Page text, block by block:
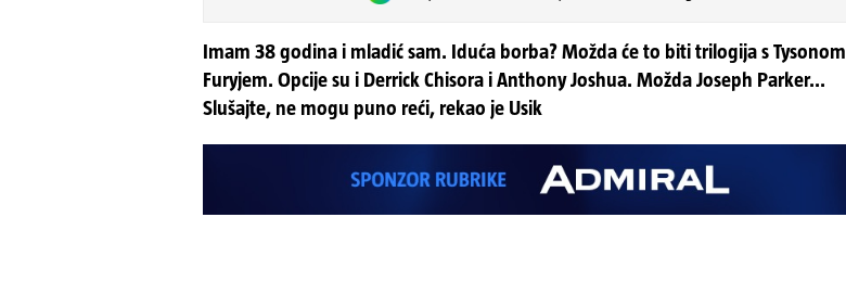
Imam 38 godina i mladić sam. Iduća borba? Možda će to biti trilogija s Tysonom
Furyjem. Opcije su i Derrick Chisora i Anthony Joshua. Možda Joseph Parker...
Slušajte, ne mogu puno reći, rekao je Usik